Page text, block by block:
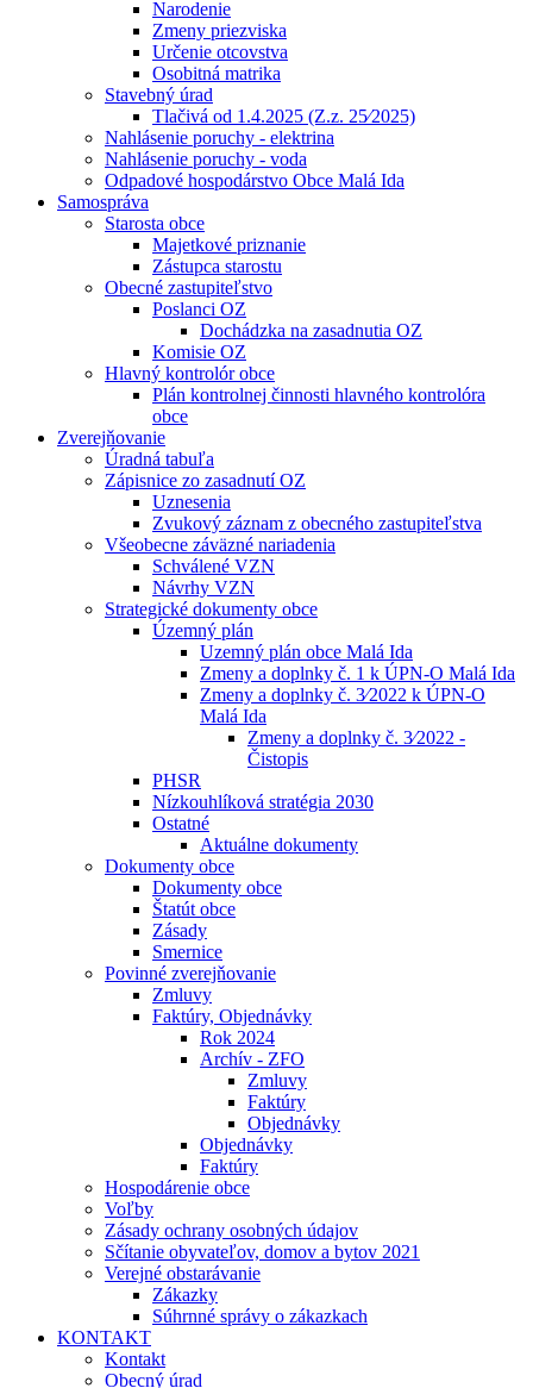
Narodenie
Zmeny priezviska
Určenie otcovstva
Osobitná matrika
Stavebný úrad
Tlačivá od 1.4.2025 (Z.z. 25⁄2025)
Nahlásenie poruchy - elektrina
Nahlásenie poruchy - voda
Odpadové hospodárstvo Obce Malá Ida
Samospráva
Starosta obce
Majetkové priznanie
Zástupca starostu
Obecné zastupiteľstvo
Poslanci OZ
Dochádzka na zasadnutia OZ
Komisie OZ
Hlavný kontrolór obce
Plán kontrolnej činnosti hlavného kontrolóra
obce
Zverejňovanie
Úradná tabuľa
Zápisnice zo zasadnutí OZ
Uznesenia
Zvukový záznam z obecného zastupiteľstva
Všeobecne záväzné nariadenia
Schválené VZN
Návrhy VZN
Strategické dokumenty obce
Územný plán
Uzemný plán obce Malá Ida
Zmeny a doplnky č. 1 k ÚPN-O Malá Ida
Zmeny a doplnky č. 3⁄2022 k ÚPN-O
Malá Ida
Zmeny a doplnky č. 3⁄2022 -
Čistopis
PHSR
Nízkouhlíková stratégia 2030
Ostatné
Aktuálne dokumenty
Dokumenty obce
Dokumenty obce
Štatút obce
Zásady
Smernice
Povinné zverejňovanie
Zmluvy
Faktúry, Objednávky
Rok 2024
Archív - ZFO
Zmluvy
Faktúry
Objednávky
Objednávky
Faktúry
Hospodárenie obce
Voľby
Zásady ochrany osobných údajov
Sčítanie obyvateľov, domov a bytov 2021
Verejné obstarávanie
Zákazky
Súhrnné správy o zákazkach
KONTAKT
Kontakt
Obecný úrad